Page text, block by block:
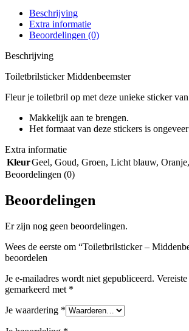
Beschrijving
Extra informatie
Beoordelingen (0)
Beschrijving
Toiletbrilsticker Middenbeemster
Fleur je toiletbril op met deze unieke sticker
Makkelijk aan te brengen.
Het formaat van deze stickers is
Extra informatie
KleurGeel, Goud, Groen, Licht blauw, Oranje,
Beoordelingen (0)
Beoordelingen
Er zijn nog geen beoordelingen.
Wees de eerste om “Toiletbrilsticker –
beoordelen
Je e-mailadres wordt niet gepubliceerd.
gemarkeerd met *
Je waardering *